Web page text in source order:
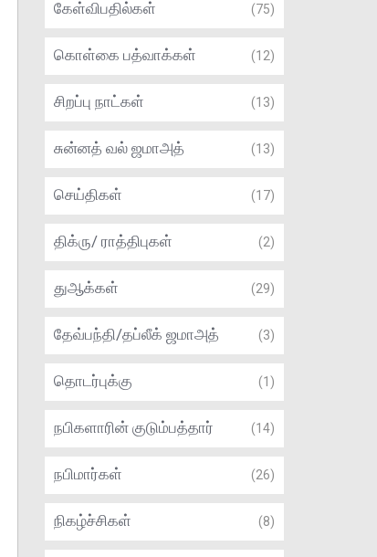
கேள்விபதில்கள் (75)
கொள்கை பத்வாக்கள் (12)
சிறப்பு நாட்கள் (13)
சுன்னத் வல் ஜமாஅத் (13)
செய்திகள் (17)
திக்ரு/ ராத்திபுகள் (2)
துஆக்கள் (29)
தேவ்பந்தி/தப்லீக் ஜமாஅத் (3)
தொடர்புக்கு (1)
நபிகளாரின் குடும்பத்தார் (14)
நபிமார்கள் (26)
நிகழ்ச்சிகள் (8)